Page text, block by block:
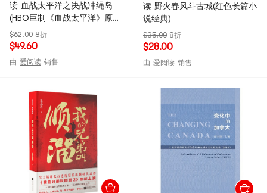
读 血战太平洋之决战冲绳岛
(HBO巨制《血战太平洋》原著
《兄弟连》姐妹篇)
$62.00 8折
$49.60
由 爱阅读 销售
读 野火春风斗古城(红色长篇小
说经典)
$35.00 8折
$28.00
由 爱阅读 销售